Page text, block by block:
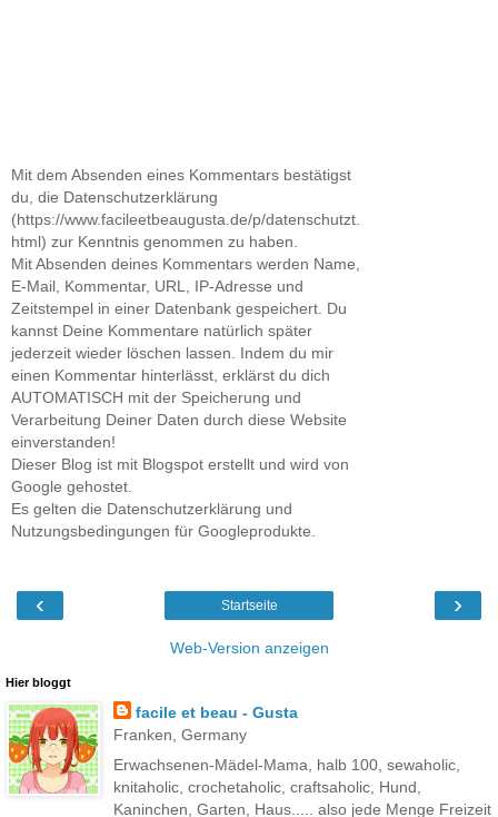
Mit dem Absenden eines Kommentars bestätigst
du, die Datenschutzerklärung
(https://www.facileetbeaugusta.de/p/datenschutzt.
html) zur Kenntnis genommen zu haben.
Mit Absenden deines Kommentars werden Name,
E-Mail, Kommentar, URL, IP-Adresse und
Zeitstempel in einer Datenbank gespeichert. Du
kannst Deine Kommentare natürlich später
jederzeit wieder löschen lassen. Indem du mir
einen Kommentar hinterlässt, erklärst du dich
AUTOMATISCH mit der Speicherung und
Verarbeitung Deiner Daten durch diese Website
einverstanden!
Dieser Blog ist mit Blogspot erstellt und wird von
Google gehostet.
Es gelten die Datenschutzerklärung und
Nutzungsbedingungen für Googleprodukte.
‹ ›
Startseite
Web-Version anzeigen
Hier bloggt
facile et beau - Gusta
Franken, Germany
Erwachsenen-Mädel-Mama, halb 100, sewaholic,
knitaholic, crochetaholic, craftsaholic, Hund,
Kaninchen, Garten, Haus..... also jede Menge Freizeit